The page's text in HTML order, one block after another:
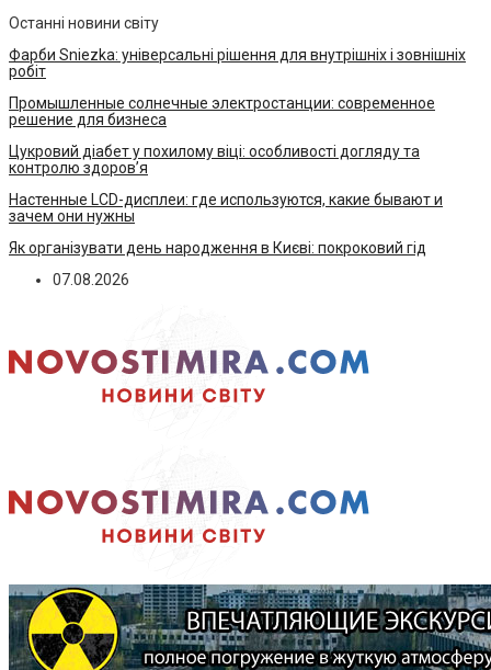
Останні новини світу
Фарби Sniezka: універсальні рішення для внутрішніх і зовнішніх
робіт
Промышленные солнечные электростанции: современное
решение для бизнеса
Цукровий діабет у похилому віці: особливості догляду та
контролю здоров’я
Настенные LCD-дисплеи: где используются, какие бывают и
зачем они нужны
Як організувати день народження в Києві: покроковий гід
07.08.2026